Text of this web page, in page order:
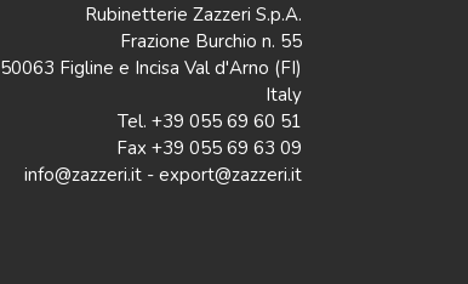
Rubinetterie Zazzeri S.p.A.
Frazione Burchio n. 55
50063 Figline e Incisa Val d'Arno (FI)
Italy
Tel. +39 055 69 60 51
Fax +39 055 69 63 09
info@zazzeri.it - export@zazzeri.it